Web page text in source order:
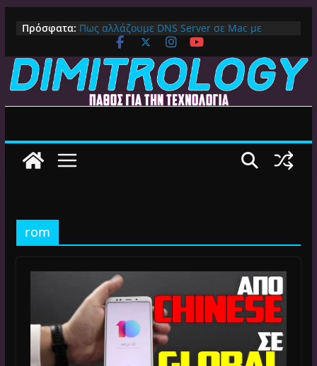
περιεχόμενο
Πρόσφατα: Πως αλλάζουμε DNS Server σε Mac με
MacOS Ventura (Macbook, Mac Mini, iMac,
κλπ)
IPVanish Προσφορά: 83% Έκπτωση στο
Premium VPN – Δες γιατί αξίζει
Alive GR Kodi: Γιατί Δεν Λειτουργεί Πλέον το
Android TV | CX File Explorer, Καθαρισμός
Ο Καλύτερος Launcher για Android TV /
rom